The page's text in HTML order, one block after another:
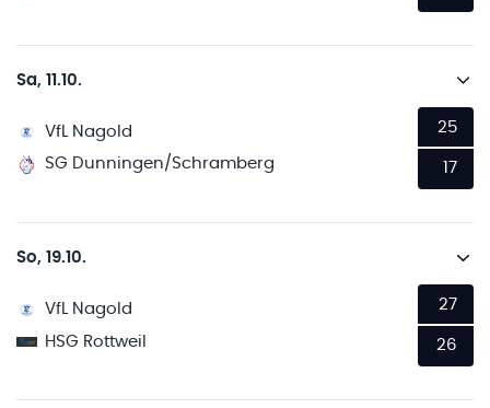
Sa, 11.10.
VfL Nagold
SG Dunningen/Schramberg
25
17
So, 19.10.
VfL Nagold
HSG Rottweil
27
26